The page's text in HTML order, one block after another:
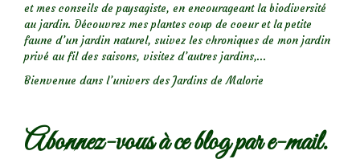
et mes conseils de paysagiste, en encourageant la biodiversité
au jardin. Découvrez mes plantes coup de coeur et la petite
faune d’un jardin naturel, suivez les chroniques de mon jardin
privé au fil des saisons, visitez d’autres jardins,...
Bienvenue dans l’univers des Jardins de Malorie
Abonnez-vous à ce blog par e-mail.